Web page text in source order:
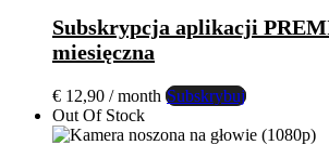
Subskrypcja aplikacji
miesięczna
€ 12,90 / month Subskrybuj
Out Of Stock